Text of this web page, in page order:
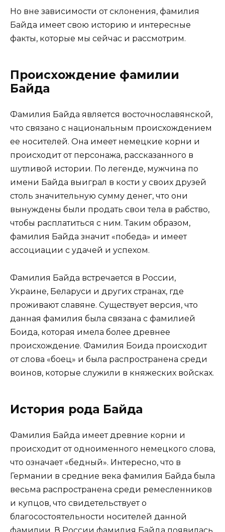
Но вне зависимости от склонения, фамилия
Байда имеет свою историю и интересные
факты, которые мы сейчас и рассмотрим.
Происхождение фамилии
Байда
Фамилия Байда является восточнославянской,
что связано с национальным происхождением
ее носителей. Она имеет немецкие корни и
происходит от персонажа, рассказанного в
шутливой истории. По легенде, мужчина по
имени Байда выиграл в кости у своих друзей
столь значительную сумму денег, что они
вынуждены были продать свои тела в рабство,
чтобы расплатиться с ним. Таким образом,
фамилия Байда значит «победа» и имеет
ассоциации с удачей и успехом.
Фамилия Байда встречается в России,
Украине, Беларуси и других странах, где
проживают славяне. Существует версия, что
данная фамилия была связана с фамилией
Боида, которая имела более древнее
происхождение. Фамилия Боида происходит
от слова «боец» и была распространена среди
воинов, которые служили в княжеских войсках.
История рода Байда
Фамилия Байда имеет древние корни и
происходит от одноименного немецкого слова,
что означает «бедный». Интересно, что в
Германии в средние века фамилия Байда была
весьма распространена среди ремесленников
и купцов, что свидетельствует о
благосостоятельности носителей данной
фамилии. В России фамилия Байда появилась